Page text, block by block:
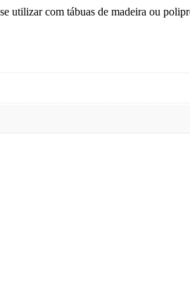
utilizar com tábuas de madeira ou